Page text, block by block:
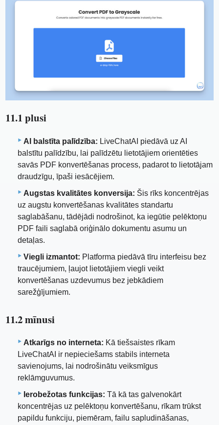
11.1 plusi
AI balstīta palīdzība: LiveChatAI piedāvā uz AI
balstītu palīdzību, lai palīdzētu lietotājiem orientēties
savās PDF konvertēšanas process, padarot to lietotājam
draudzīgu, īpaši iesācējiem.
Augstas kvalitātes konversija: Šis rīks koncentrējas
uz augstu konvertēšanas kvalitātes standartu
saglabāšanu, tādējādi nodrošinot, ka iegūtie pelēktoņu
PDF faili saglabā oriģinālo dokumentu asumu un
detaļas.
Viegli izmantot: Platforma piedāvā tīru interfeisu bez
traucējumiem, ļaujot lietotājiem viegli veikt
konvertēšanas uzdevumus bez jebkādiem
sarežģījumiem.
11.2 mīnusi
Atkarīgs no interneta: Kā tiešsaistes rīkam
LiveChatAI ir nepieciešams stabils interneta
savienojums, lai nodrošinātu veiksmīgus
reklāmguvumus.
Ierobežotas funkcijas: Tā kā tas galvenokārt
koncentrējas uz pelēktoņu konvertēšanu, rīkam trūkst
papildu funkciju, piemēram, failu sapludināšanas,